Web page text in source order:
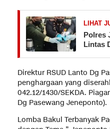
LIHAT
Polres
Lintas
Direktur RSUD Lanto Dg
penghargaan yang
042.12/1430/SEKDA.
Dg Pasewang Jeneponto).
Lomba Bakul Terbanyak